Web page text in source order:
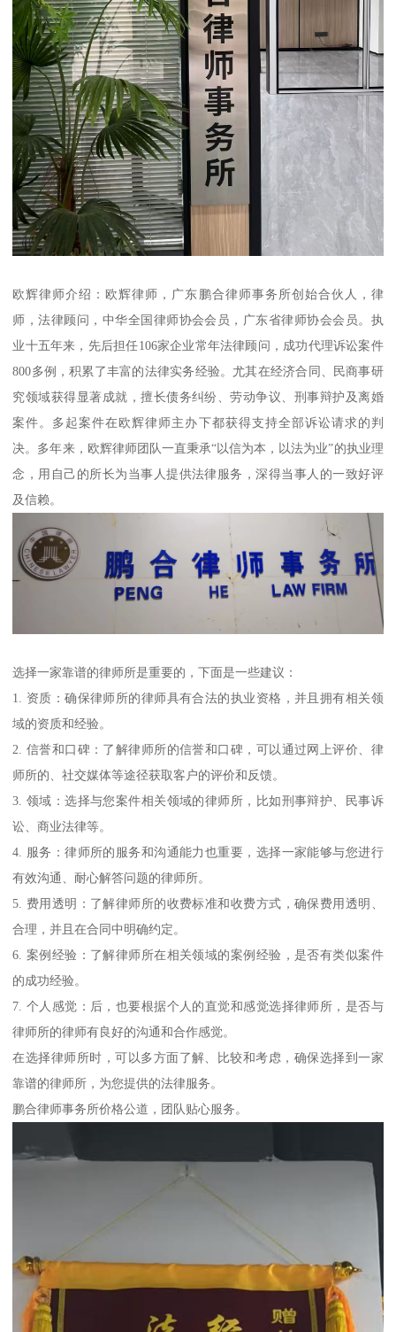
欧辉律师介绍：欧辉律师，广东鹏合律师事务所创始合伙人，律
师，法律顾问，中华全国律师协会会员，广东省律师协会会员。执
业十五年来，先后担任106家企业常年法律顾问，成功代理诉讼案件
800多例，积累了丰富的法律实务经验。尤其在经济合同、民商事研
究领域获得显著成就，擅长债务纠纷、劳动争议、刑事辩护及离婚
案件。多起案件在欧辉律师主办下都获得支持全部诉讼请求的判
决。多年来，欧辉律师团队一直秉承“以信为本，以法为业”的执业理
念，用自己的所长为当事人提供法律服务，深得当事人的一致好评
及信赖。
选择一家靠谱的律师所是重要的，下面是一些建议：
1. 资质：确保律师所的律师具有合法的执业资格，并且拥有相关领
域的资质和经验。
2. 信誉和口碑：了解律师所的信誉和口碑，可以通过网上评价、律
师所的、社交媒体等途径获取客户的评价和反馈。
3. 领域：选择与您案件相关领域的律师所，比如刑事辩护、民事诉
讼、商业法律等。
4. 服务：律师所的服务和沟通能力也重要，选择一家能够与您进行
有效沟通、耐心解答问题的律师所。
5. 费用透明：了解律师所的收费标准和收费方式，确保费用透明、
合理，并且在合同中明确约定。
6. 案例经验：了解律师所在相关领域的案例经验，是否有类似案件
的成功经验。
7. 个人感觉：后，也要根据个人的直觉和感觉选择律师所，是否与
律师所的律师有良好的沟通和合作感觉。
在选择律师所时，可以多方面了解、比较和考虑，确保选择到一家
靠谱的律师所，为您提供的法律服务。
鹏合律师事务所价格公道，团队贴心服务。